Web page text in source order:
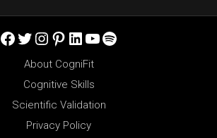
Facebook
Twitter
Instagram
Pinterest
LinkedIn
YouTube
Spotify
About CogniFit
Cognitive Skills
Scientific Validation
Privacy Policy